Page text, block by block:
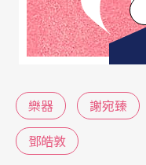
果。
樂器 謝宛臻
鄧皓敦